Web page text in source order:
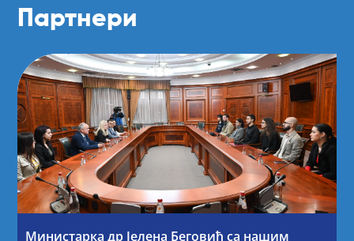
Партнери
Министарка др Јелена Беговић са нашим